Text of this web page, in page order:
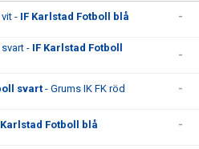
- IF Karlstad Fotboll blå -
- IF Karlstad Fotboll
-
svart - Grums IK FK röd -
Karlstad Fotboll blå -